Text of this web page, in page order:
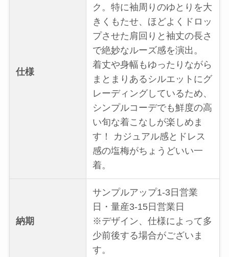
仕様
ク。特に袖周りのゆとりを大
きくもたせ、ほどよくドロッ
プさせた肩回りと袖丈の長さ
で絶妙なルーズ感を演出。
着丈や身幅もゆったりながら
まとまりあるシルエットにグ
レーディングしているため、
シンプルコーデでも鮮度の高
い旬な着こなしが楽しめま
す！ カジュアル感とドレス
感の塩梅がちょうどいい一
着。
納期
サンプルアップ1-3日営業
日・量産3-15日営業日
※デザイン、仕様によって多
少前後する場合がございま
す。